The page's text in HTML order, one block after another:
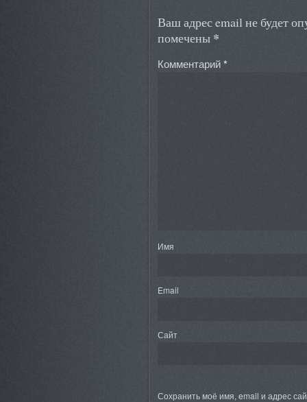
Ваш адрес email не будет
помечены *
Комментарий*
Имя
Email
Сайт
Сохранить моё имя, email и адрес